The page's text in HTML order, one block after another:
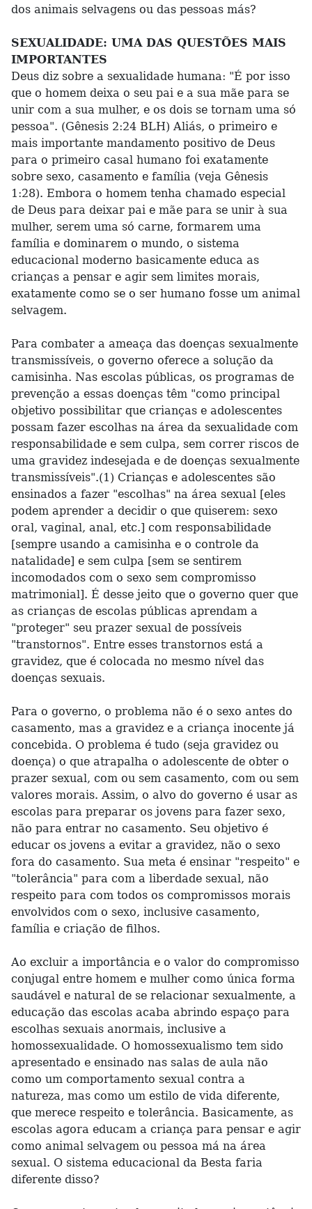
dos animais selvagens ou das pessoas más?
SEXUALIDADE: UMA DAS QUESTÕES MAIS
IMPORTANTES
Deus diz sobre a sexualidade humana: "É por isso
que o homem deixa o seu pai e a sua mãe para se
unir com a sua mulher, e os dois se tornam uma só
pessoa". (Gênesis 2:24 BLH) Aliás, o primeiro e
mais importante mandamento positivo de Deus
para o primeiro casal humano foi exatamente
sobre sexo, casamento e família (veja Gênesis
1:28). Embora o homem tenha chamado especial
de Deus para deixar pai e mãe para se unir à sua
mulher, serem uma só carne, formarem uma
família e dominarem o mundo, o sistema
educacional moderno basicamente educa as
crianças a pensar e agir sem limites morais,
exatamente como se o ser humano fosse um animal
selvagem.
Para combater a ameaça das doenças sexualmente
transmissíveis, o governo oferece a solução da
camisinha. Nas escolas públicas, os programas de
prevenção a essas doenças têm "como principal
objetivo possibilitar que crianças e adolescentes
possam fazer escolhas na área da sexualidade com
responsabilidade e sem culpa, sem correr riscos de
uma gravidez indesejada e de doenças sexualmente
transmissíveis".(1) Crianças e adolescentes são
ensinados a fazer "escolhas" na área sexual [eles
podem aprender a decidir o que quiserem: sexo
oral, vaginal, anal, etc.] com responsabilidade
[sempre usando a camisinha e o controle da
natalidade] e sem culpa [sem se sentirem
incomodados com o sexo sem compromisso
matrimonial]. É desse jeito que o governo quer que
as crianças de escolas públicas aprendam a
"proteger" seu prazer sexual de possíveis
"transtornos". Entre esses transtornos está a
gravidez, que é colocada no mesmo nível das
doenças sexuais.
Para o governo, o problema não é o sexo antes do
casamento, mas a gravidez e a criança inocente já
concebida. O problema é tudo (seja gravidez ou
doença) o que atrapalha o adolescente de obter o
prazer sexual, com ou sem casamento, com ou sem
valores morais. Assim, o alvo do governo é usar as
escolas para preparar os jovens para fazer sexo,
não para entrar no casamento. Seu objetivo é
educar os jovens a evitar a gravidez, não o sexo
fora do casamento. Sua meta é ensinar "respeito" e
"tolerância" para com a liberdade sexual, não
respeito para com todos os compromissos morais
envolvidos com o sexo, inclusive casamento,
família e criação de filhos.
Ao excluir a importância e o valor do compromisso
conjugal entre homem e mulher como única forma
saudável e natural de se relacionar sexualmente, a
educação das escolas acaba abrindo espaço para
escolhas sexuais anormais, inclusive a
homossexualidade. O homossexualismo tem sido
apresentado e ensinado nas salas de aula não
como um comportamento sexual contra a
natureza, mas como um estilo de vida diferente,
que merece respeito e tolerância. Basicamente, as
escolas agora educam a criança para pensar e agir
como animal selvagem ou pessoa má na área
sexual. O sistema educacional da Besta faria
diferente disso?